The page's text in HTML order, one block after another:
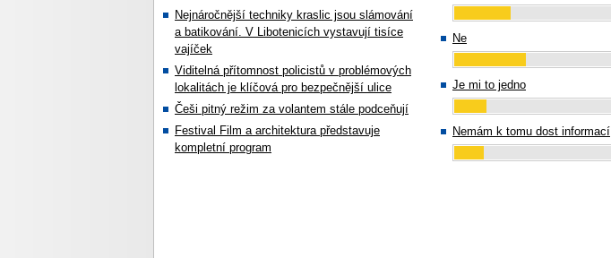
Nejnáročnější techniky kraslic jsou slámování
a batikování. V Libotenicích vystavují tisíce
vajíček
Viditelná přítomnost policistů v problémových
lokalitách je klíčová pro bezpečnější ulice
Češi pitný režim za volantem stále podceňují
Festival Film a architektura představuje
kompletní program
Ne
Je mi to jedno
Nemám k tomu dost informací